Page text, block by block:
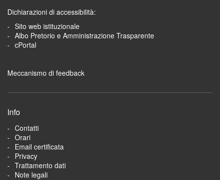
Dichiarazioni di accessibilità:
Sito web istituzionale
Albo Pretorio e Amministrazione Trasparente
cPortal
Meccanismo di feedback
Info
Contatti
Orari
Email certificata
Privacy
Trattamento dati
Note legali